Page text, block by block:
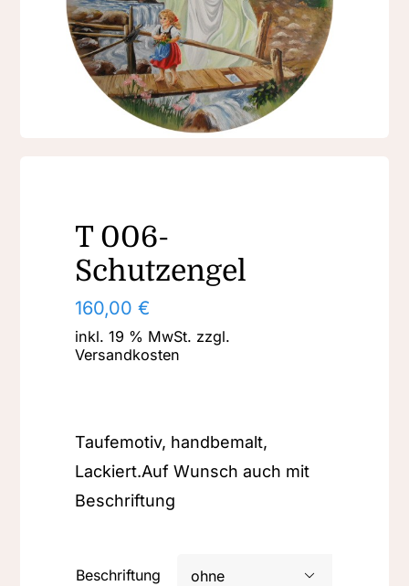
T 006-
Schutzengel
160,00€
inkl. 19 % MwSt. zzgl.
Versandkosten
Taufemotiv, handbemalt,
Lackiert.Auf Wunsch auch mit
Beschriftung
Beschriftung 